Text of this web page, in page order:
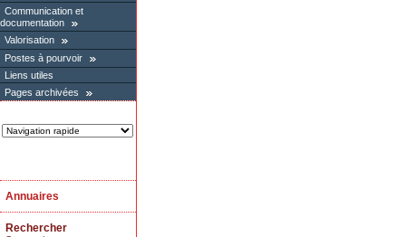
Communication et
documentation
Valorisation
Postes à pourvoir
Liens utiles
Pages archivées
Annuaires
Rechercher